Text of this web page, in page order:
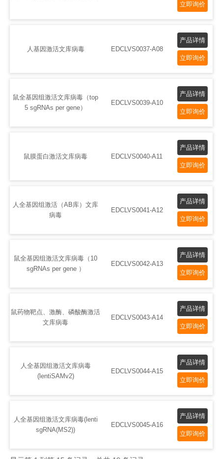
立即询价
人基因激活文库病毒 EDCLVS0037-A08
产品详情
立即询价
鼠全基因组激活文库病毒（top
5 sgRNAs per gene）
EDCLVS0039-A10
产品详情
立即询价
鼠膜蛋白激活文库病毒 EDCLVS0040-A11
产品详情
立即询价
人全基因组激活（AB库）文库
病毒
EDCLVS0041-A12
产品详情
立即询价
鼠全基因组激活文库病毒（10
sgRNAs per gene ）
EDCLVS0042-A13
产品详情
立即询价
鼠药物靶点、激酶、磷酸酶激活
文库病毒
EDCLVS0043-A14
产品详情
立即询价
人全基因组激活文库病毒
(lentiSAMv2)
EDCLVS0044-A15
产品详情
立即询价
人全基因组激活文库病毒(lenti
sgRNA(MS2))
EDCLVS0045-A16
产品详情
立即询价